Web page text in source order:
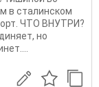
в сталинском
ЧТО ВНУТРИ?
но